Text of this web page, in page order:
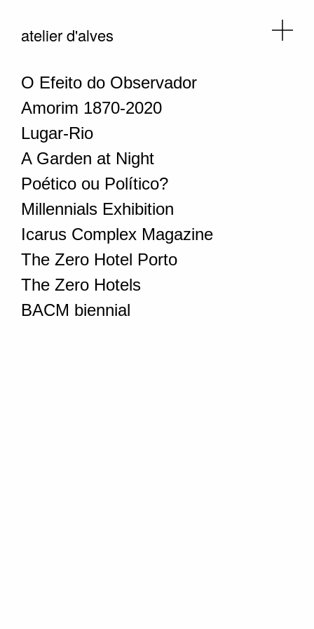
atelier d'alves
O Efeito do Observador
Amorim 1870-2020
Lugar-Rio
A Garden at Night
Poético ou Político?
Millennials Exhibition
Icarus Complex Magazine
The Zero Hotel Porto
The Zero Hotels
BACM biennial